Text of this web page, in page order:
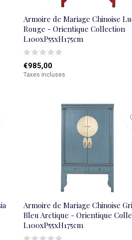
Armoire de Mariage Chinoise
Rouge - Orientique Collection
L100xP55xH175cm
€985,00
Taxes incluses
Armoire de Mariage Chinoise
Bleu Arctique - Orientique
L100xP55xH175cm